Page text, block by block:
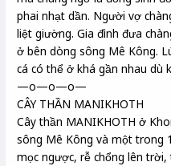
phai nhạt dần. Người vợ
liệt giường. Gia đình đưa
ở bên dòng sông Mê Kông.
cá có thể ở khá gần nhau dù
—o—o—o—
CÂY THẦN MANIKHOTH
Cây thần MANIKHOTH ở
sông Mê Kông và một trong
mọc ngược, rễ chổng lên